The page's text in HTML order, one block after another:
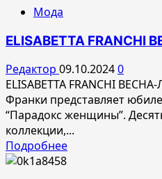
в
караоке-
клубе
GRAND
Мода
ELISABETTA
Редактор 09.10.20240
ELISABETTA FRANCHI
Франки представляет
“Парадокс женщины”.
коллекции,...
ПодробнееПрочитать